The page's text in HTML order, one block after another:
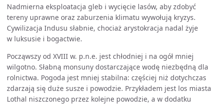
Nadmierna eksploatacja gleb i wycięcie lasów, aby zdobyć
tereny uprawne oraz zaburzenia klimatu wywołują kryzys.
Cywilizacja Indusu słabnie, chociaż arystokracja nadal żyje
w luksusie i bogactwie.
Począwszy od XVIII w. p.n.e. jest chłodniej i na ogół mniej
wilgotno. Słabną monsuny dostarczające wodę niezbędną dla
rolnictwa. Pogoda jest mniej stabilna: częściej niż dotychczas
zdarzają się duże susze i powodzie. Przykładem jest los miasta
Lothal niszczonego przez kolejne powodzie, a w dodatku